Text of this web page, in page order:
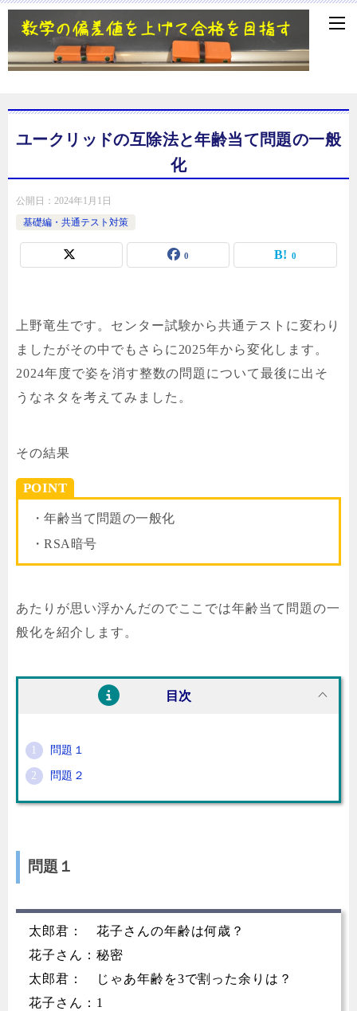
ユークリッドの互除法と年齢当て問題の一般
化
公開日： 2024年1月1日
基礎編・共通テスト対策
0 0
上野竜生です。センター試験から共通テストに変わり
ましたがその中でもさらに2025年から変化します。
2024年度で姿を消す整数の問題について最後に出そ
うなネタを考えてみました。
その結果
POINT
・年齢当て問題の一般化
・RSA暗号
あたりが思い浮かんだのでここでは年齢当て問題の一
般化を紹介します。
目次
問題１
問題２
問題１
太郎君： 花子さんの年齢は何歳？
花子さん：秘密
太郎君： じゃあ年齢を3で割った余りは？
花子さん：1